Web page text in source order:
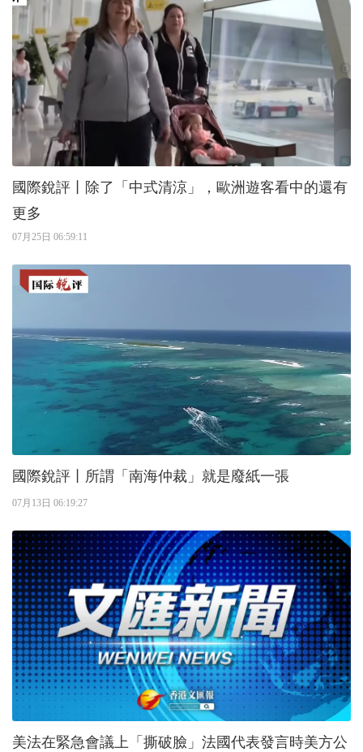
國際銳評丨除了「中式清涼」，歐洲遊客看中的還有
更多
07月25日 06:59:11
國際銳評丨所謂「南海仲裁」就是廢紙一張
07月13日 06:19:27
美法在緊急會議上「撕破臉」法國代表發言時美方公